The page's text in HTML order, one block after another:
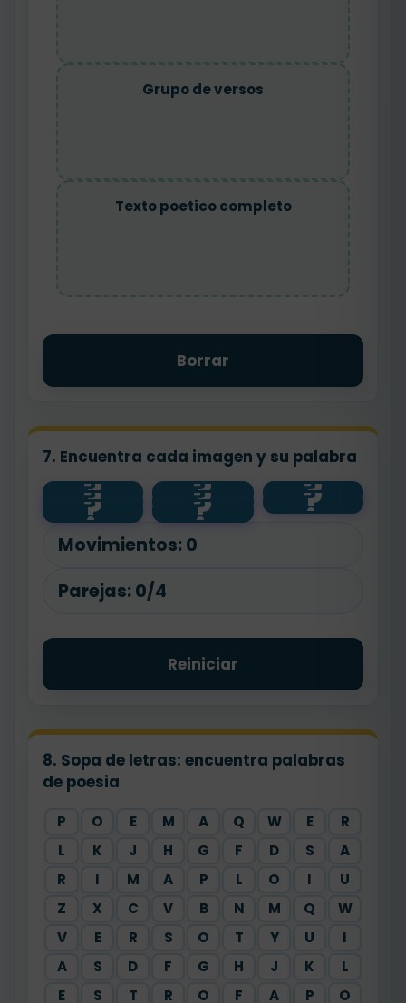
Grupo de versos
Texto poetico completo
Borrar
7. Encuentra cada imagen y su palabra
? ? ?
?
rima ? ?
estrofa
?
poema ?
verso
Movimientos: 0
Parejas: 0/4
Reiniciar
8. Sopa de letras: encuentra palabras
de poesia
P O E M A Q W E
R
L
K J H G F D S
A
R
I M A P L O I
U
Z
X C V B N M Q
W
V
E R S O T Y U
I
A
S D F G H J K
L
E
S T R O F A P O